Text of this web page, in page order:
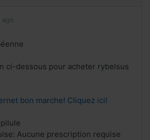
ago
ci-dessous pour acheter rybelsus
bon marche! Cliquez ici!
Aucune prescription requise